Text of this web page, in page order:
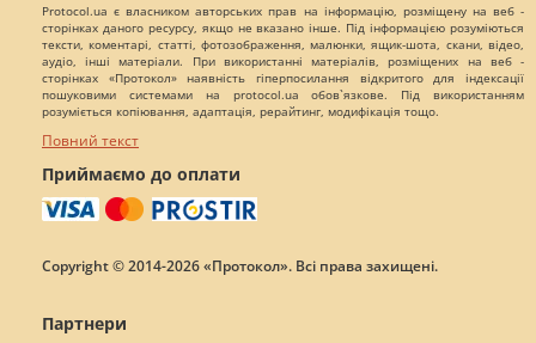
Protocol.ua є власником авторських прав на інформацію, розміщену на веб -
сторінках даного ресурсу, якщо не вказано інше. Під інформацією розуміються
тексти, коментарі, статті, фотозображення, малюнки, ящик-шота, скани, відео,
аудіо, інші матеріали. При використанні матеріалів, розміщених на веб -
сторінках «Протокол» наявність гіперпосилання відкритого для індексації
пошуковими системами на protocol.ua обов`язкове. Під використанням
розуміється копіювання, адаптація, рерайтинг, модифікація тощо.
Повний текст
Приймаємо до оплати
Copyright © 2014-2026 «Протокол». Всі права захищені.
Партнери